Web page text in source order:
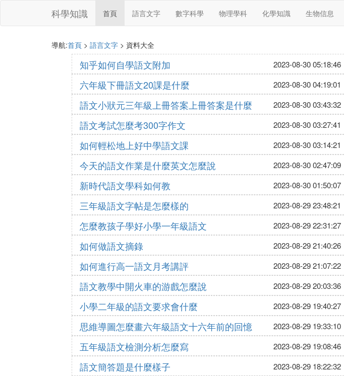
科學知識 首頁 語言文字 數字科學 物理學科 化學知識 生物信息
導航:首頁 > 語言文字 > 資料大全
知乎如何自學語文附加 2023-08-30 05:18:46
六年級下冊語文20課是什麼 2023-08-30 04:19:01
語文小狀元三年級上冊答案上冊答案是什麼 2023-08-30 03:43:32
語文考試怎麼考300字作文 2023-08-30 03:27:41
如何輕松地上好中學語文課 2023-08-30 03:14:21
今天的語文作業是什麼英文怎麼說 2023-08-30 02:47:09
新時代語文學科如何教 2023-08-30 01:50:07
三年級語文字帖是怎麼樣的 2023-08-29 23:48:21
怎麼教孩子學好小學一年級語文 2023-08-29 22:31:27
如何做語文摘錄 2023-08-29 21:40:26
如何進行高一語文月考講評 2023-08-29 21:07:22
語文教學中開火車的游戲怎麼說 2023-08-29 20:03:36
小學二年級的語文要求會什麼 2023-08-29 19:40:27
思維導圖怎麼畫六年級語文十六年前的回憶 2023-08-29 19:33:10
五年級語文檢測分析怎麼寫 2023-08-29 19:08:46
語文簡答題是什麼樣子 2023-08-29 18:22:32